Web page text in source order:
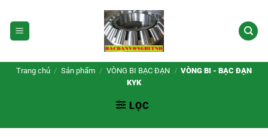
qua
nội
Trang chủ / Sản phẩm / VÒNG BI BẠC ĐẠN / VÒNG BI - BẠC ĐẠN
KYK
LỌC